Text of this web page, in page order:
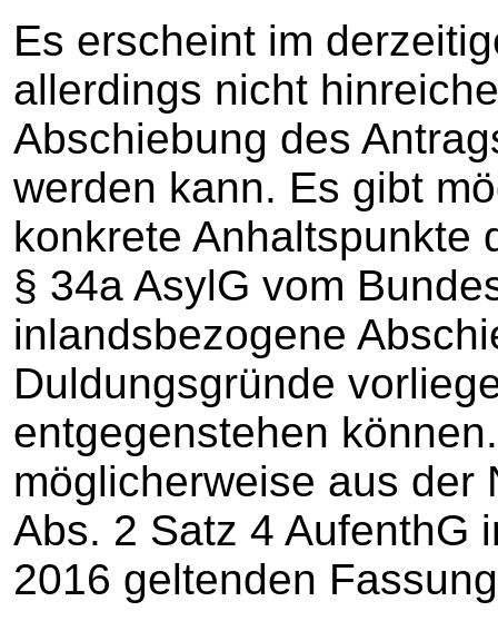
Es erscheint im
allerdings nicht
Abschiebung des
werden kann. Es gibt
konkrete Anhaltspunkte
§ 34a AsylG vom
inlandsbezogene
Duldungsgründe
entgegenstehen
möglicherweise aus der
Abs. 2 Satz 4 AufenthG
2016 geltenden